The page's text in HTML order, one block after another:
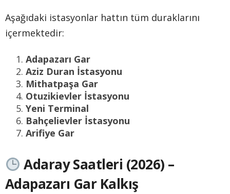
Aşağıdaki istasyonlar hattın tüm duraklarını
içermektedir:
Adapazarı Gar
Aziz Duran İstasyonu
Mithatpaşa Gar
Otuzikievler İstasyonu
Yeni Terminal
Bahçelievler İstasyonu
Arifiye Gar
Adaray Saatleri (2026) –
Adapazarı Gar Kalkış